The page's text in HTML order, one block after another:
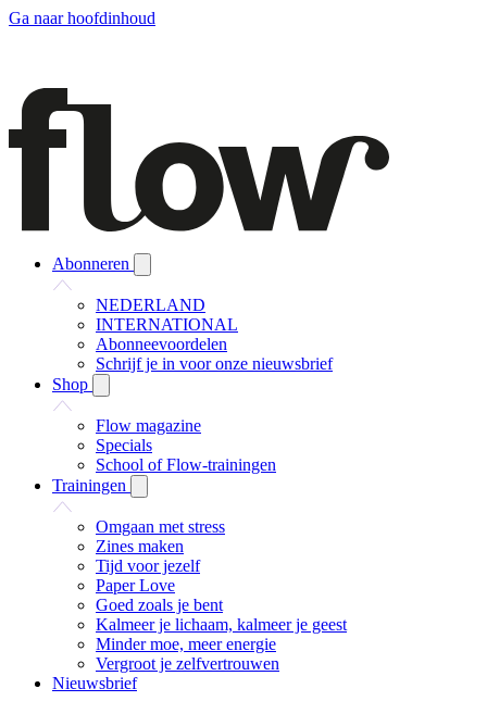
Ga naar hoofdinhoud
Abonneren
NEDERLAND
INTERNATIONAL
Abonneevoordelen
Schrijf je in voor onze nieuwsbrief
Shop
Flow magazine
Specials
School of Flow-trainingen
Trainingen
Omgaan met stress
Zines maken
Tijd voor jezelf
Paper Love
Goed zoals je bent
Kalmeer je lichaam, kalmeer je geest
Minder moe, meer energie
Vergroot je zelfvertrouwen
Nieuwsbrief